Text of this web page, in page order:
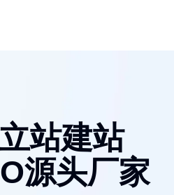
站建站
源头厂家